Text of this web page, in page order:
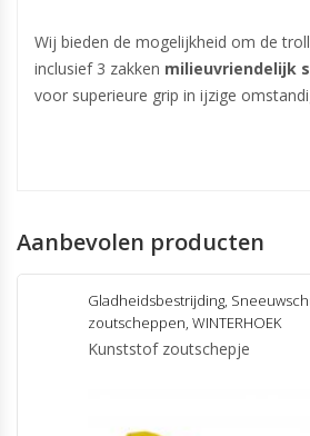
Wij bieden de mogelijkheid om de
inclusief 3 zakken milieuvriendelijk
voor superieure grip in ijzige
Aanbevolen producten
Gladheidsbestrijding,
zoutscheppen, WINTERHOEK
Kunststof zoutschepje